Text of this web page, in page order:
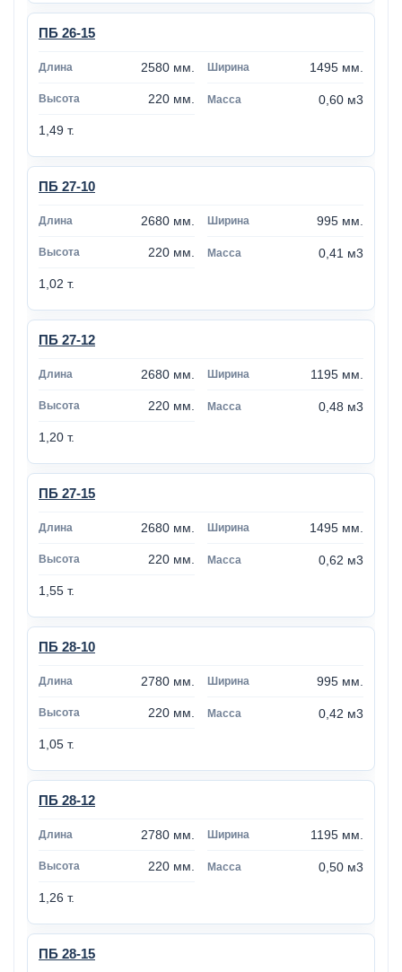
ПБ 26-15
2580 мм. 1495 мм.
220 мм. 0,60 м3
1,49 т.
ПБ 27-10
2680 мм. 995 мм.
220 мм. 0,41 м3
1,02 т.
ПБ 27-12
2680 мм. 1195 мм.
220 мм. 0,48 м3
1,20 т.
ПБ 27-15
2680 мм. 1495 мм.
220 мм. 0,62 м3
1,55 т.
ПБ 28-10
2780 мм. 995 мм.
220 мм. 0,42 м3
1,05 т.
ПБ 28-12
2780 мм. 1195 мм.
220 мм. 0,50 м3
1,26 т.
ПБ 28-15